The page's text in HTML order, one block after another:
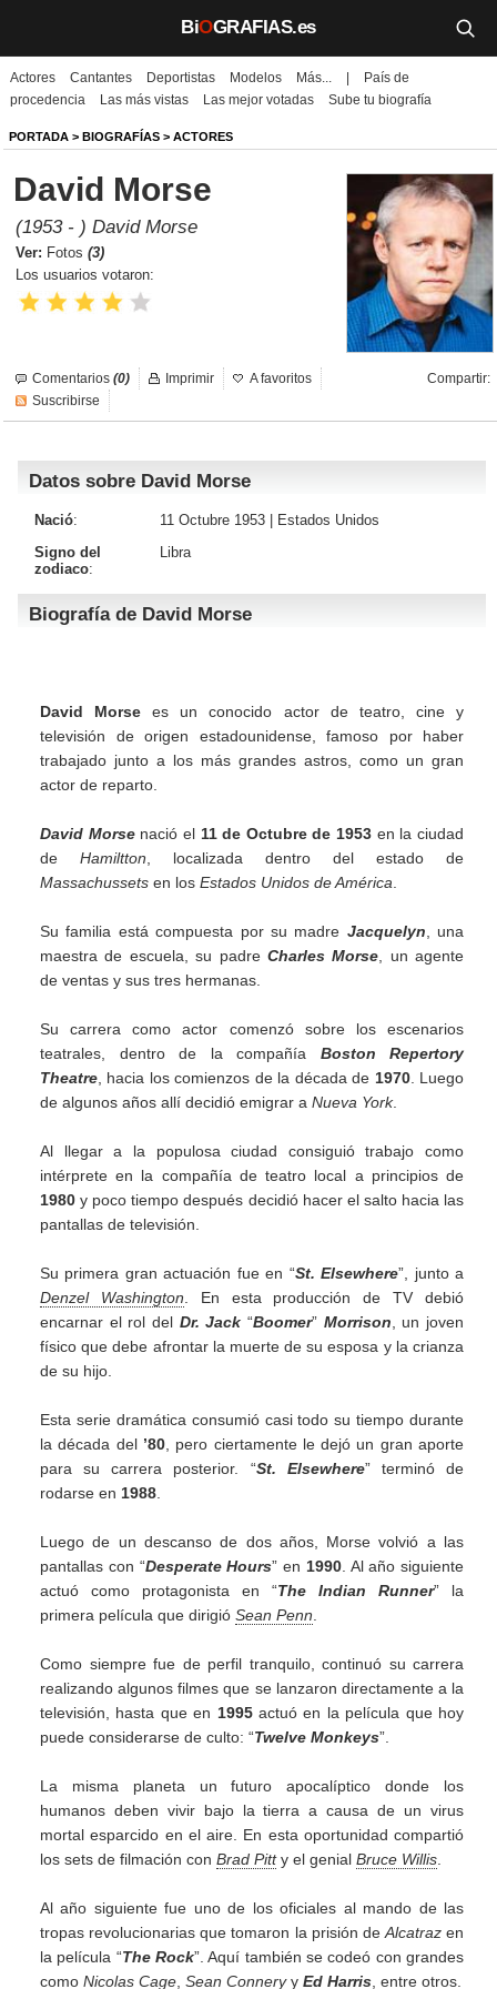
BiOGRAFIAS.es
Biografías
Películas
TV
Música
Un día como hoy
Galerías
Iniciar sesión
Actores Cantantes Deportistas Modelos Más...
País de
procedencia
Las más vistas Las mejor votadas Sube tu biografía
PORTADA > BIOGRAFÍAS > ACTORES
David Morse
(1953 - ) David Morse
Ver: Fotos (3)
Los usuarios votaron:
Comentarios (0) Compartir:
Imprimir
A favoritos
Suscribirse
Datos sobre David Morse
Nació: 11 Octubre 1953 |
Estados Unidos
Signo del
zodiaco:
Libra
Biografía de David Morse
David Morse es un conocido actor de teatro, cine y
televisión de origen estadounidense, famoso por haber
trabajado junto a los más grandes astros, como un gran
actor de reparto.
David Morsenació el 11 de Octubre de 1953 en la ciudad
de Hamiltton , localizada dentro del estado de
Massachussets en los Estados Unidos de América
Su familia está compuesta por su madre Jacquelyn , una
maestra de escuela, su padre Charles Morse , un agente
de ventas y sus tres hermanas.
Su carrera como actor comenzó sobre los escenarios
teatrales, dentro de la compañía Boston Repertory
Theatre , hacia los comienzos de la década de 1970. Luego
de algunos años allí decidió emigrar a Nueva York.
Al llegar a la populosa ciudad consiguió trabajo como
intérprete en la compañía de teatro local a principios de
1980 y poco tiempo después decidió hacer el salto hacia las
pantallas de televisión.
Su primera gran actuación fue en “St. Elsewhere”, junto a
Denzel Washington . En esta producción de TV debió
encarnar el rol del Dr. Jack“Boomer” Morrison , un joven
físico que debe afrontar la muerte de su esposa y la crianza
de su hijo.
Esta serie dramática consumió casi todo su tiempo durante
la década del ’80, pero ciertamente le dejó un gran aporte
para su carrera posterior. “St. Elsewhere” terminó de
rodarse en 1988
Luego de un descanso de dos años, Morse volvió a las
pantallas con “Desperate Hours” en 1990. Al año siguiente
actuó como protagonista en “The Indian Runner” la
primera película que dirigió Sean Penn
Como siempre fue de perfil tranquilo, continuó su carrera
realizando algunos filmes que se lanzaron directamente a la
televisión, hasta que en 1995actuó en la película que hoy
puede considerarse de culto: “Twelve Monkeys”.
La misma planeta un futuro apocalíptico donde los
humanos deben vivir bajo la tierra a causa de un virus
mortal esparcido en el aire. En esta oportunidad compartió
los sets de filmación con Brad Pitty el genial Bruce Willis
Al año siguiente fue uno de los oficiales al mando de las
tropas revolucionarias que tomaron la prisión de Alcatrazen
la película “The Rock”. Aquí también se codeó con grandes
como Nicolas Cage Sean Conneryy Ed Harris , entre otros.